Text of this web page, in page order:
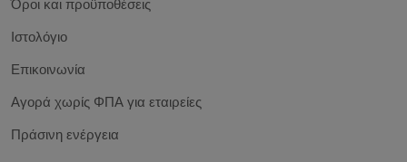
Όροι και προϋποθέσεις
Ιστολόγιο
Επικοινωνία
Αγορά χωρίς ΦΠΑ για εταιρείες
Πράσινη ενέργεια